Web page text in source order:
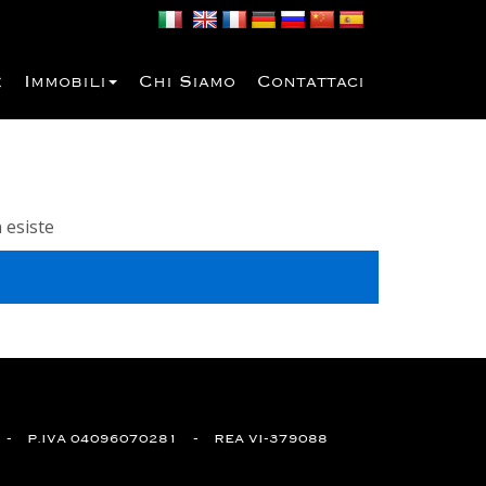
Immobili Chi Siamo Contattaci
esiste
P.IVA 04096070281 REA VI-379088